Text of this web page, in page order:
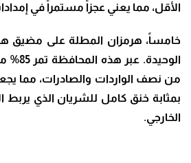
الأقل، مما يعني عجزاً مستمراً في
خامساً، هرمزان المطلة على مضيق
من نصف الواردات والصادرات، مما
بمثابة خنق كامل للشريان الذي يربط
الخارجي.